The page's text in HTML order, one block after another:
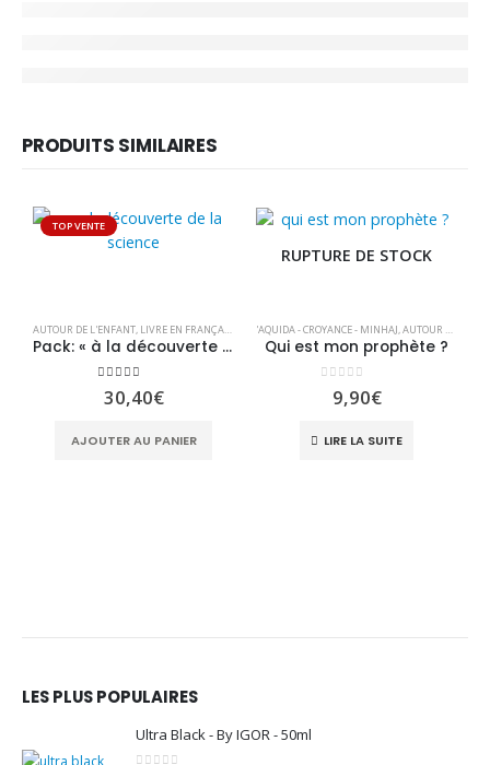
PRODUITS SIMILAIRES
TOP VENTE
AUTOUR DE L'ENFANT, LIVRE EN FRANÇAIS LIVRES,LIVRES,OFFRES,PACKS ISLAMIQUE,
Pack: « à la découverte de la science » des éditions Idrak
5.00 sur 5
30,40€
AJOUTER AU PANIER
RUPTURE DE STOCK
'AQUIDA - CROYANCE - MINHAJ,AUTOUR DE L'ENFANT
Qui est mon prophète ?
sur 5
9,90€
LIRE LA SUITE
LES PLUS POPULAIRES
Ultra Black - By IGOR - 50ml